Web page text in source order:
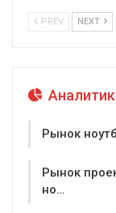
PREV NEXT
Рынок
Рынок
но…